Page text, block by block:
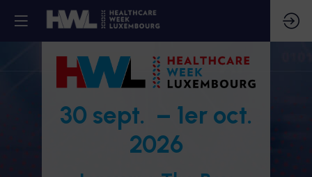
30 sept. – 1er oct.
2026